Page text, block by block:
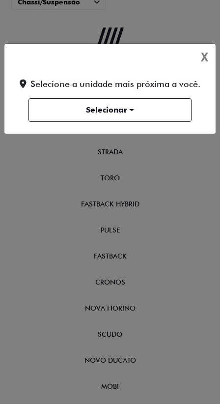
Chassi/Suspensão
NOVOS
STRADA
TORO
FASTBACK HYBRID
PULSE
FASTBACK
CRONOS
NOVA FIORINO
SCUDO
NOVO DUCATO
MOBI
X
Selecione a unidade mais próxima a você.
Selecionar